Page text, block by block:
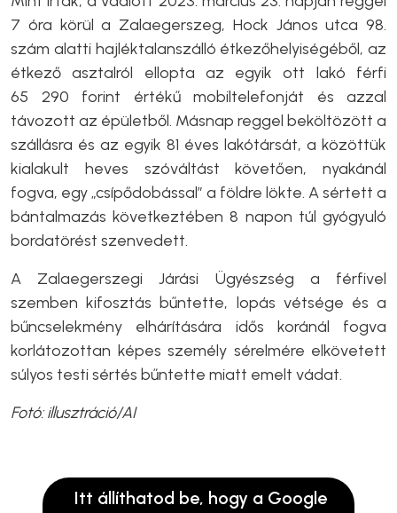
7 óra körül a Zalaegerszeg, Hock János utca 98.
szám alatti hajléktalanszálló étkezőhelyiségéből, az
étkező asztalról ellopta az egyik ott lakó férfi
65 290 forint értékű mobiltelefonját és azzal
távozott az épületből. Másnap reggel beköltözött a
szállásra és az egyik 81 éves lakótársát, a közöttük
kialakult heves szóváltást követően, nyakánál
fogva, egy „csípődobással” a földre lökte. A sértett a
bántalmazás következtében 8 napon túl gyógyuló
bordatörést szenvedett.
A Zalaegerszegi Járási Ügyészség a férfivel
szemben kifosztás bűntette, lopás vétsége és a
bűncselekmény elhárítására idős koránál fogva
korlátozottan képes személy sérelmére elkövetett
súlyos testi sértés bűntette miatt emelt vádat.
Fotó: illusztráció/AI
Itt állíthatod be, hogy a Google